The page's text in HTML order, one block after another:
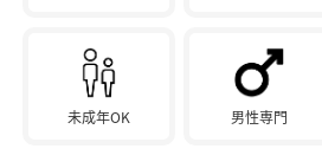
未成年OK 男性専門